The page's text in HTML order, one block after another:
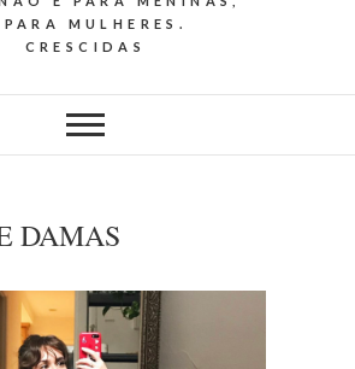
PARA MULHERES.
CRESCIDAS
DAMAS